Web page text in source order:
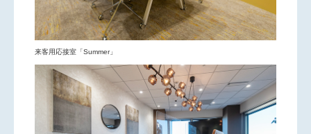
来客用応接室「Summer」